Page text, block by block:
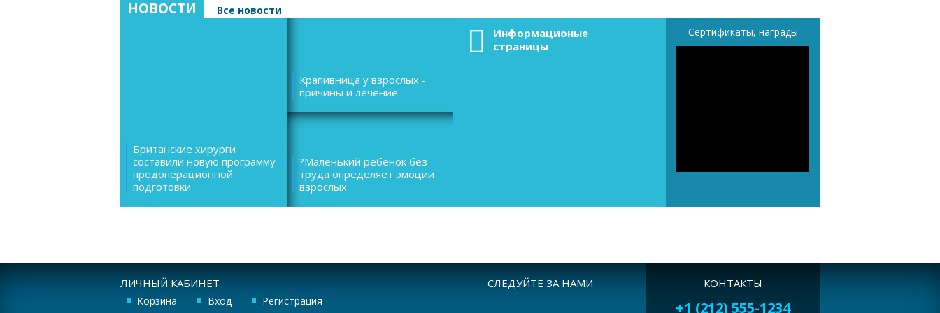
НОВОСТИ Все новости
Британские хирурги
составили новую программу
предоперационной
подготовки
Крапивница у взрослых -
причины и лечение
?Маленький ребенок без
труда определяет эмоции
взрослых
Сертификаты, награды
Информационые
страницы
ЛИЧНЫЙ КАБИНЕТ
Корзина Вход Регистрация
СЛЕДУЙТЕ ЗА НАМИ КОНТАКТЫ
+1 (212) 555-1234